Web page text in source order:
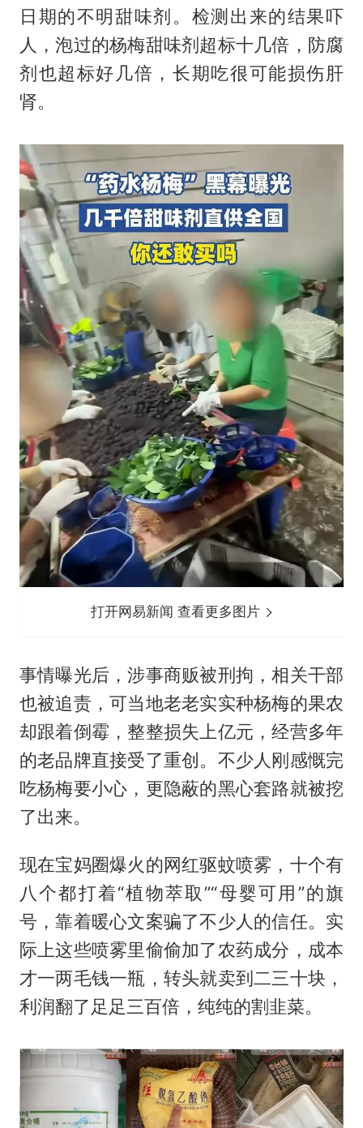
日期的不明甜味剂。检测出来的结果吓
人，泡过的杨梅甜味剂超标十几倍，防腐
剂也超标好几倍，长期吃很可能损伤肝
肾。
打开网易新闻 查看更多图片
事情曝光后，涉事商贩被刑拘，相关干部
也被追责，可当地老老实实种杨梅的果农
却跟着倒霉，整整损失上亿元，经营多年
的老品牌直接受了重创。不少人刚感慨完
吃杨梅要小心，更隐蔽的黑心套路就被挖
了出来。
现在宝妈圈爆火的网红驱蚊喷雾，十个有
八个都打着“植物萃取”“母婴可用”的旗
号，靠着暖心文案骗了不少人的信任。实
际上这些喷雾里偷偷加了农药成分，成本
才一两毛钱一瓶，转头就卖到二三十块，
利润翻了足足三百倍，纯纯的割韭菜。